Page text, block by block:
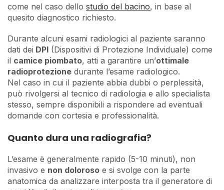
come nel caso dello studio del bacino, in base al
quesito diagnostico richiesto.
Durante alcuni esami radiologici al paziente saranno
dati dei DPI (Dispositivi di Protezione Individuale) come
il camice piombato, atti a garantire un’ottimale
radioprotezione durante l’esame radiologico.
Nel caso in cui il paziente abbia dubbi o perplessità,
può rivolgersi al tecnico di radiologia e allo specialista
stesso, sempre disponibili a rispondere ad eventuali
domande con cortesia e professionalità.
Quanto dura una radiografia?
L’esame è generalmente rapido (5-10 minuti), non
invasivo e non doloroso e si svolge con la parte
anatomica da analizzare interposta tra il generatore di